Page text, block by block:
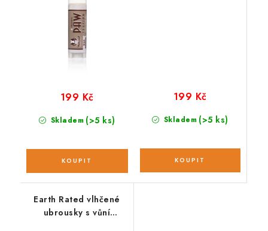
Skladem (>5 ks)
199 Kč
Skladem (>5 ks)
199 Kč
Earth Rated vlhčené
ubrousky s vůní